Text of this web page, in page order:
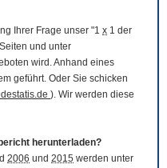
Ihrer Frage unser "1 x 1 der
und unter
wird. Anhand eines
geführt. Oder Sie schicken
). Wir werden diese
herunterladen?
2006 und 2015 werden unter